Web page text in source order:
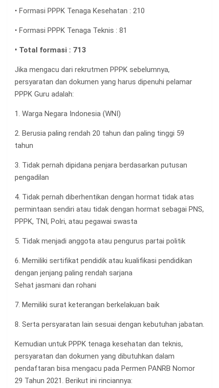
• Formasi PPPK Tenaga Kesehatan : 210
• Formasi PPPK Tenaga Teknis : 81
• Total formasi : 713
Jika mengacu dari rekrutmen PPPK sebelumnya,
persyaratan dan dokumen yang harus dipenuhi pelamar
PPPK Guru adalah:
1. Warga Negara Indonesia (WNI)
2. Berusia paling rendah 20 tahun dan paling tinggi 59
tahun
3. Tidak pernah dipidana penjara berdasarkan putusan
pengadilan
4. Tidak pernah diberhentikan dengan hormat tidak atas
permintaan sendiri atau tidak dengan hormat sebagai PNS,
PPPK, TNI, Polri, atau pegawai swasta
5. Tidak menjadi anggota atau pengurus partai politik
6. Memiliki sertifikat pendidik atau kualifikasi pendidikan
dengan jenjang paling rendah sarjana
Sehat jasmani dan rohani
7. Memiliki surat keterangan berkelakuan baik
8. Serta persyaratan lain sesuai dengan kebutuhan jabatan.
Kemudian untuk PPPK tenaga kesehatan dan teknis,
persyaratan dan dokumen yang dibutuhkan dalam
pendaftaran bisa mengacu pada Permen PANRB Nomor
29 Tahun 2021. Berikut ini rinciannya: